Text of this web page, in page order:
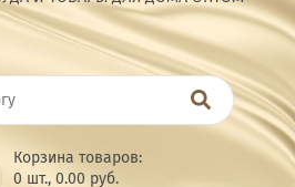
Корзина товаров:
0 шт., 0.00 руб.